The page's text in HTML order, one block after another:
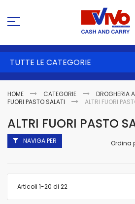
TUTTE LE CATEGORIE
HOME CATEGORIE
DROGHERIA
FUORI PASTO SALATI
ALTRI FUORI
ALTRI FUORI PASTO
Articoli 1-20 di 22
Ordina
NAVIGA PER